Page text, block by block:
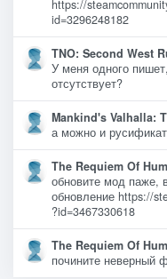
https://
id=3296248182
TNO: Second West
У меня одного
отсутствует?
Mankind's Valhalla:
а можно и
The Requiem Of
обновите мод паже,
обновление https://
?id=3467330618
The Requiem Of
почините неверный